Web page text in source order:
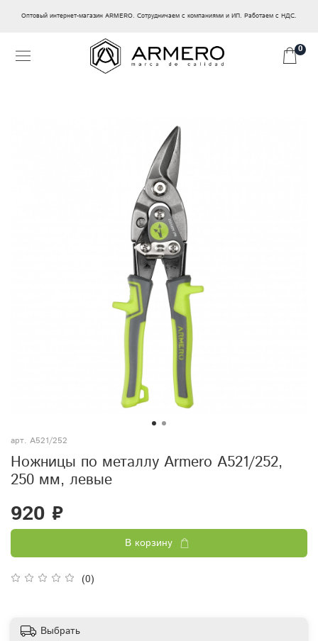
Оптовый интернет-магазин ARMERO. Сотрудничаем с компаниями и ИП. Работаем с НДС.
0
арт. A521/252
Ножницы по металлу Armero A521/252,
250 мм, левые
(0)
920 ₽
В корзину
Выбрать